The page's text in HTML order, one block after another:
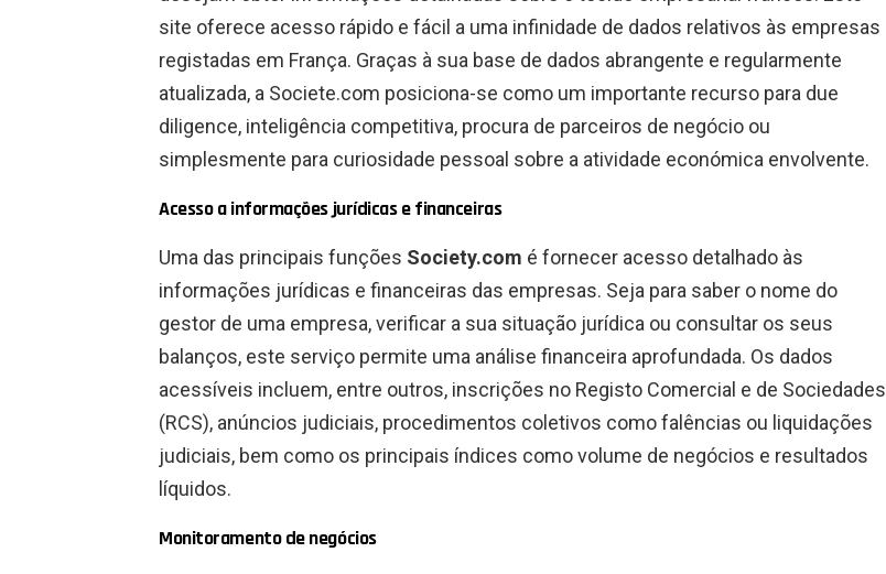
site oferece acesso rápido e fácil a uma infinidade de dados relativos às empresas
registadas em França. Graças à sua base de dados abrangente e regularmente
atualizada, a Societe.com posiciona-se como um importante recurso para due
diligence, inteligência competitiva, procura de parceiros de negócio ou
simplesmente para curiosidade pessoal sobre a atividade económica envolvente.
Acesso a informações jurídicas e financeiras
Uma das principais funções Society.com é fornecer acesso detalhado às
informações jurídicas e financeiras das empresas. Seja para saber o nome do
gestor de uma empresa, verificar a sua situação jurídica ou consultar os seus
balanços, este serviço permite uma análise financeira aprofundada. Os dados
acessíveis incluem, entre outros, inscrições no Registo Comercial e de Sociedades
(RCS), anúncios judiciais, procedimentos coletivos como falências ou liquidações
judiciais, bem como os principais índices como volume de negócios e resultados
líquidos.
Monitoramento de negócios